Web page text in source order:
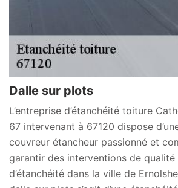
Dalle sur plots
L’entreprise d’étanchéité toiture
67 intervenant à 67120 dispose
couvreur étancheur passionné et
garantir des interventions de qualité
d’étanchéité dans la ville de